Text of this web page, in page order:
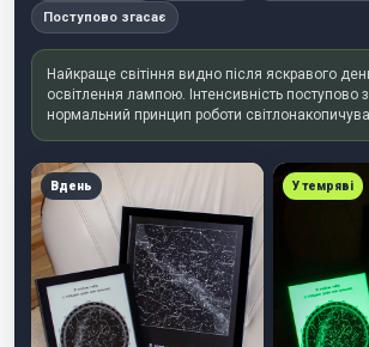
Поступово згасає
Найкраще світіння видно після яскравого
освітлення лампою. Інтенсивність
нормальний принцип роботи
Вдень У темряві